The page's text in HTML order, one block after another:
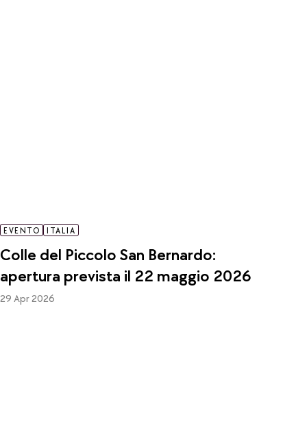
EVENTO ITALIA
Colle del Piccolo San Bernardo:
apertura prevista il 22 maggio 2026
29 Apr 2026